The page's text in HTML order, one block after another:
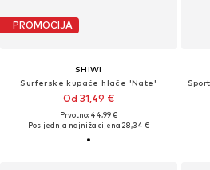
PROMOCIJA
SHIWI
Surferske kupaće hlače 'Nate'
Od 31,49 €
Prvotno: 44,99 €
Posljednja najniža cijena:28,34 €